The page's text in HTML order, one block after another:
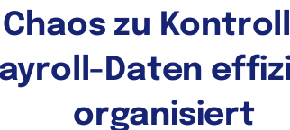
Chaos zu
Daten
organisiert